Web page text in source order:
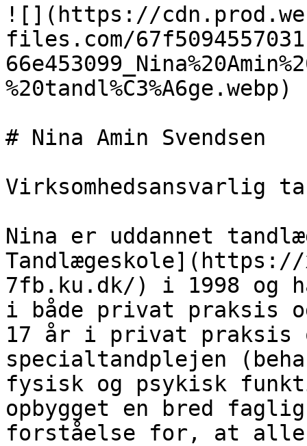
![](https://
files.com/
%20tandl%C3%A6ge.webp)
# Nina Amin Svendsen
Virksomhedsansvarlig
Nina er uddannet
7fb.ku.dk/) i 1998 og
i både privat praksis
17 år i privat praksis
specialtandplejen
fysisk og psykisk
opbygget en bred
forståelse for, at